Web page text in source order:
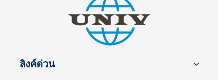
ลิงค์ด่วน